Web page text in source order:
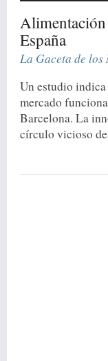
España
La Gaceta de los
Un estudio
mercado
Barcelona. La
círculo vicioso